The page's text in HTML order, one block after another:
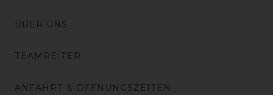
ÜBER UNS
TEAMREITER
ANFAHRT & ÖFFNUNGSZEITEN